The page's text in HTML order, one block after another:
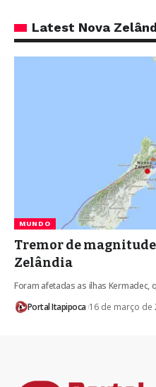
Latest Nova
MUNDO
Tremor de
Zelândia
Foram afetadas as ilhas Kermadec,
Portal Itapipoca 16 de março de